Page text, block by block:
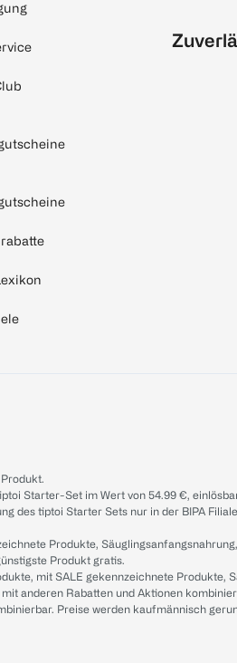
Starter-Set im Wert von 54.99 €,
des tiptoi Starter Sets nur in der BIPA
Produkte,
Produkt gratis.
mit SALE gekennzeichnete
anderen Rabatten und Aktionen
Preise werden kaufmännisch